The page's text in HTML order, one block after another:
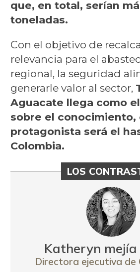
que, en total, serían
toneladas.
Con el objetivo de
relevancia para el
regional, la seguridad
generarle valor al sector,
Aguacate llega como
sobre el conocimiento,
protagonista será el
Colombia.
LOS
Katheryn
Directora ejecutiva de